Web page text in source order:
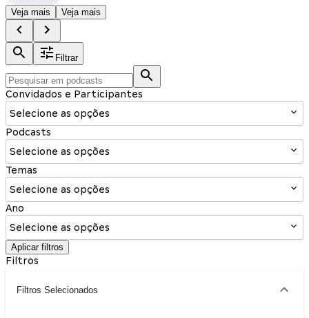
Veja mais
Veja mais
Filtrar
Convidados e Participantes
Selecione as opções
Podcasts
Selecione as opções
Temas
Selecione as opções
Ano
Selecione as opções
Aplicar filtros
Filtros
Filtros Selecionados